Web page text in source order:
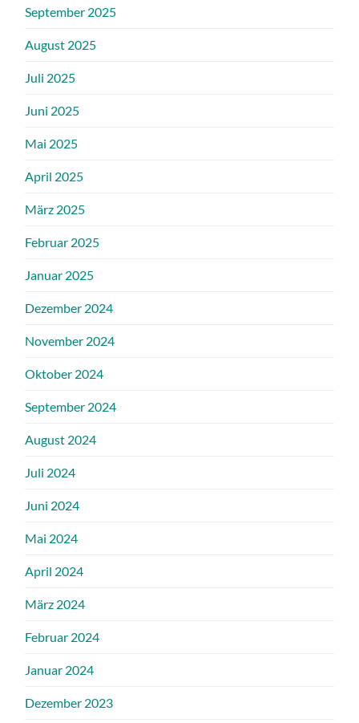
September 2025
August 2025
Juli 2025
Juni 2025
Mai 2025
April 2025
März 2025
Februar 2025
Januar 2025
Dezember 2024
November 2024
Oktober 2024
September 2024
August 2024
Juli 2024
Juni 2024
Mai 2024
April 2024
März 2024
Februar 2024
Januar 2024
Dezember 2023